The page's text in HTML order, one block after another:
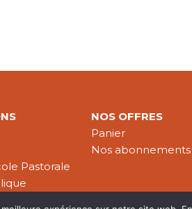
Pastorale
NOS OFFRES
Panier
Nos abonnements